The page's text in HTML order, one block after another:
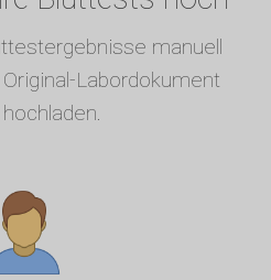
manuell
Labordokument